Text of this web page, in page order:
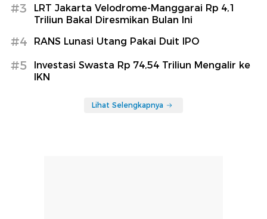
#3
LRT Jakarta Velodrome-Manggarai Rp 4,1
Triliun Bakal Diresmikan Bulan Ini
#4 RANS Lunasi Utang Pakai Duit IPO
#5
Investasi Swasta Rp 74,54 Triliun Mengalir ke
IKN
Lihat Selengkapnya